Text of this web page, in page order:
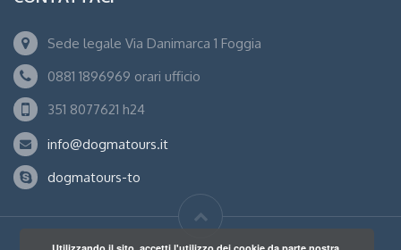
Sede legale Via Danimarca 1 Foggia
0881 1896969 orari ufficio
351 8077621 h24
info@dogmatours.it
dogmatours-to